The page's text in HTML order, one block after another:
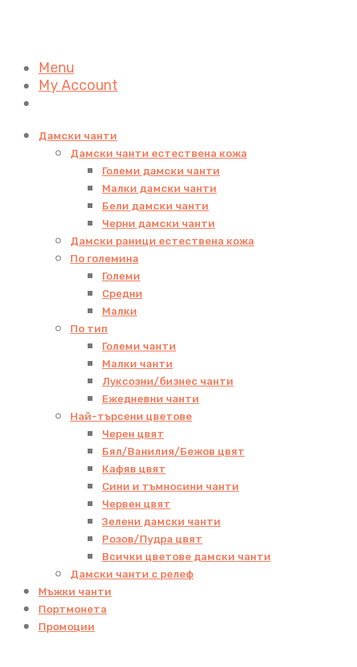
Menu
My Account
Дамски чанти
Дамски чанти естествена кожа
Големи дамски чанти
Малки дамски чанти
Бели дамски чанти
Черни дамски чанти
Дамски раници естествена кожа
По големина
Големи
Средни
Малки
По тип
Големи чанти
Малки чанти
Луксозни/бизнес чанти
Ежедневни чанти
Най-търсени цветове
Черен цвят
Бял/Ванилия/Бежов цвят
Кафяв цвят
Сини и тъмносини чанти
Червен цвят
Зелени дамски чанти
Розов/Пудра цвят
Всички цветове дамски чанти
Дамски чанти с релеф
Мъжки чанти
Портмонета
Промоции